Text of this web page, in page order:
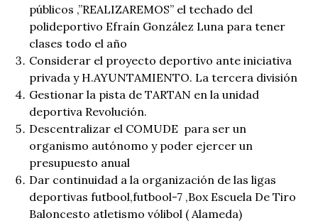
públicos ,”REALIZAREMOS” el techado del
polideportivo Efraín González Luna para tener
clases todo el año
Considerar el proyecto deportivo ante iniciativa
privada y H.AYUNTAMIENTO. La tercera división
Gestionar la pista de TARTAN en la unidad
deportiva Revolución.
Descentralizar el COMUDE para ser un
organismo autónomo y poder ejercer un
presupuesto anual
Dar continuidad a la organización de las ligas
deportivas futbool,futbool-7 ,Box Escuela De Tiro
Baloncesto atletismo vólibol ( Alameda)